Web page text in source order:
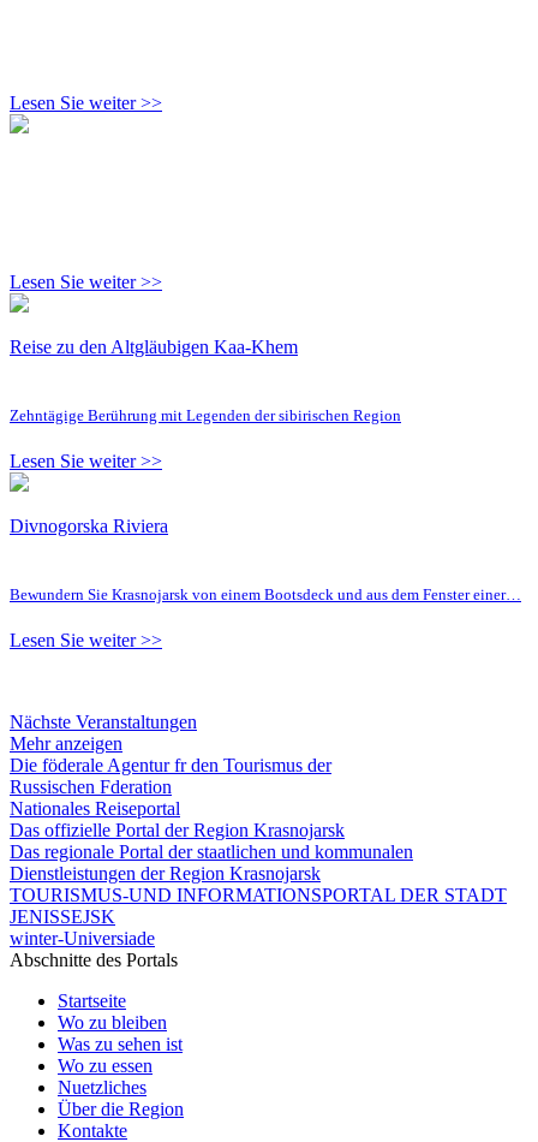
Lesen Sie weiter >>
Lesen Sie weiter >>
Reise zu den Altgläubigen Kaa-Khem
Zehntägige Berührung mit Legenden der sibirischen Region
Lesen Sie weiter >>
Divnogorska Riviera
Bewundern Sie Krasnojarsk von einem Bootsdeck und aus dem Fenster einer…
Lesen Sie weiter >>
Nächste Veranstaltungen
Mehr anzeigen
Die föderale Agentur fr den Tourismus der
Russischen Fderation
Nationales Reiseportal
Das offizielle Portal der Region Krasnojarsk
Das regionale Portal der staatlichen und kommunalen
Dienstleistungen der Region Krasnojarsk
TOURISMUS-UND INFORMATIONSPORTAL DER STADT
JENISSEJSK
winter-Universiade
Abschnitte des Portals
Startseite
Wo zu bleiben
Was zu sehen ist
Wo zu essen
Nuetzliches
Über die Region
Kontakte